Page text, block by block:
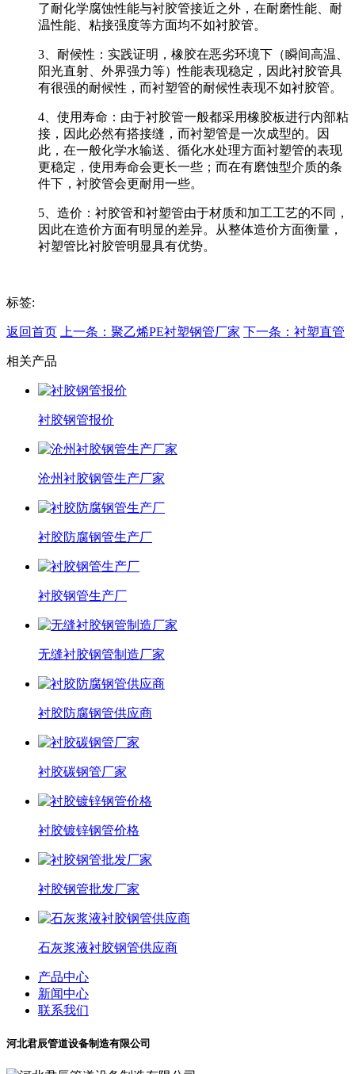
了耐化学腐蚀性能与衬胶管接近之外，在耐磨性能、耐
温性能、粘接强度等方面均不如衬胶管。
3、耐候性：实践证明，橡胶在恶劣环境下（瞬间高温、
阳光直射、外界强力等）性能表现稳定，因此衬胶管具
有很强的耐候性，而衬塑管的耐候性表现不如衬胶管。
4、使用寿命：由于衬胶管一般都采用橡胶板进行内部粘
接，因此必然有搭接缝，而衬塑管是一次成型的。因
此，在一般化学水输送、循化水处理方面衬塑管的表现
更稳定，使用寿命会更长一些；而在有磨蚀型介质的条
件下，衬胶管会更耐用一些。
5、造价：衬胶管和衬塑管由于材质和加工工艺的不同，
因此在造价方面有明显的差异。从整体造价方面衡量，
衬塑管比衬胶管明显具有优势。
标签:
返回首页 上一条：聚乙烯PE衬塑钢管厂家 下一条：衬塑直管
相关产品
衬胶钢管报价
沧州衬胶钢管生产厂家
衬胶防腐钢管生产厂
衬胶钢管生产厂
无缝衬胶钢管制造厂家
衬胶防腐钢管供应商
衬胶碳钢管厂家
衬胶镀锌钢管价格
衬胶钢管批发厂家
石灰浆液衬胶钢管供应商
产品中心
新闻中心
联系我们
河北君辰管道设备制造有限公司